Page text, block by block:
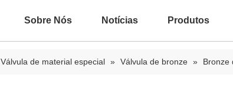
Sobre Nós Notícias Produtos
Válvula de material especial » Válvula de bronze » Bronze